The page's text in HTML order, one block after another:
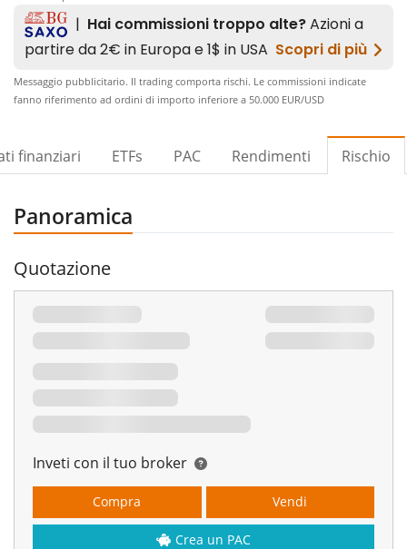
Messaggio pubblicitario. Il trading comporta rischi. Le commissioni indicate
fanno riferimento ad ordini di importo inferiore a 50.000 EUR/USD​
finanziari ETFs PAC Rendimenti Rischio
Panoramica
Quotazione
Inveti con il tuo broker
Compra Vendi
Crea un PAC